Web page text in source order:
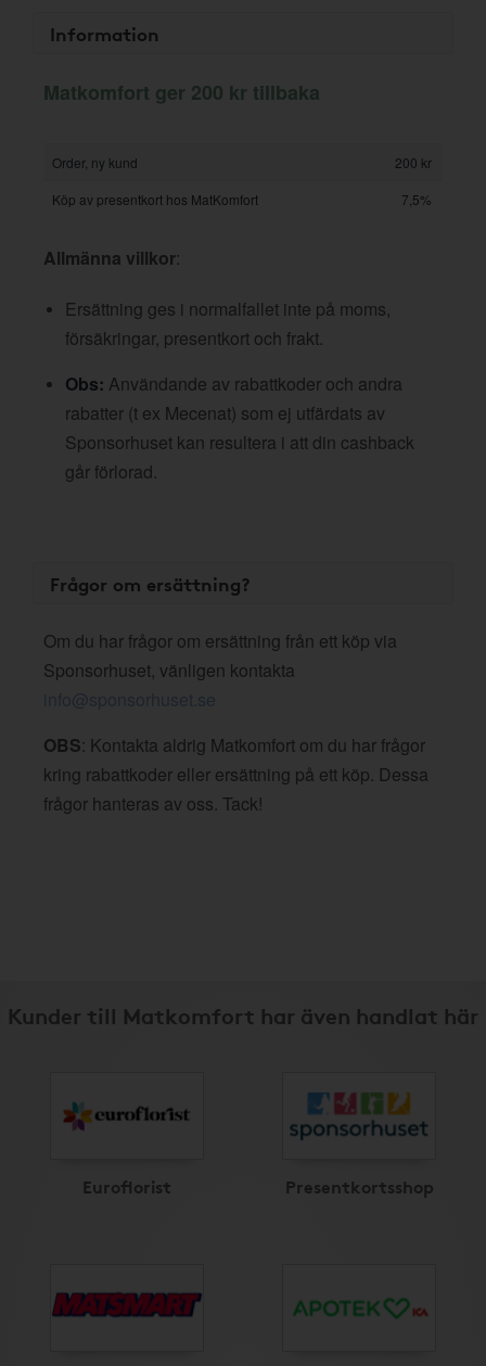
Information
Matkomfort ger 200 kr tillbaka
Order, ny kund
200 kr
Köp av presentkort hos MatKomfort
7,5%
Allmänna villkor:
Ersättning ges i normalfallet inte på moms,
försäkringar, presentkort och frakt.
Obs: Användande av rabattkoder och andra
rabatter (t ex Mecenat) som ej utfärdats av
Sponsorhuset kan resultera i att din cashback
går förlorad.
Frågor om ersättning?
Om du har frågor om ersättning från ett köp via
Sponsorhuset, vänligen kontakta
info@sponsorhuset.se
OBS: Kontakta aldrig Matkomfort om du har frågor
kring rabattkoder eller ersättning på ett köp. Dessa
frågor hanteras av oss. Tack!
Kunder till Matkomfort har även handlat här
Euroflorist Presentkortsshop